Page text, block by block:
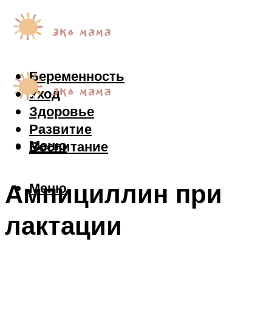
Беременность
Уход
Здоровье
Развитие
Воспитание
Меню
Меню
Ампициллин при
лактации